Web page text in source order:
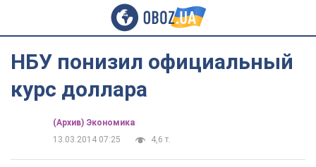
НБУ понизил официальный
курс доллара
(Архив) Экономика
13.03.2014 07:25
4,6 т.